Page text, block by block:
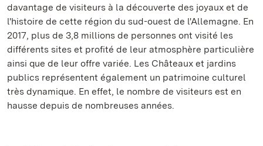
davantage de visiteurs à la découverte des joyaux et de
l'histoire de cette région du sud-ouest de l'Allemagne. En
2017, plus de 3,8 millions de personnes ont visité les
différents sites et profité de leur atmosphère particulière
ainsi que de leur offre variée. Les Châteaux et jardins
publics représentent également un patrimoine culturel
très dynamique. En effet, le nombre de visiteurs est en
hausse depuis de nombreuses années.